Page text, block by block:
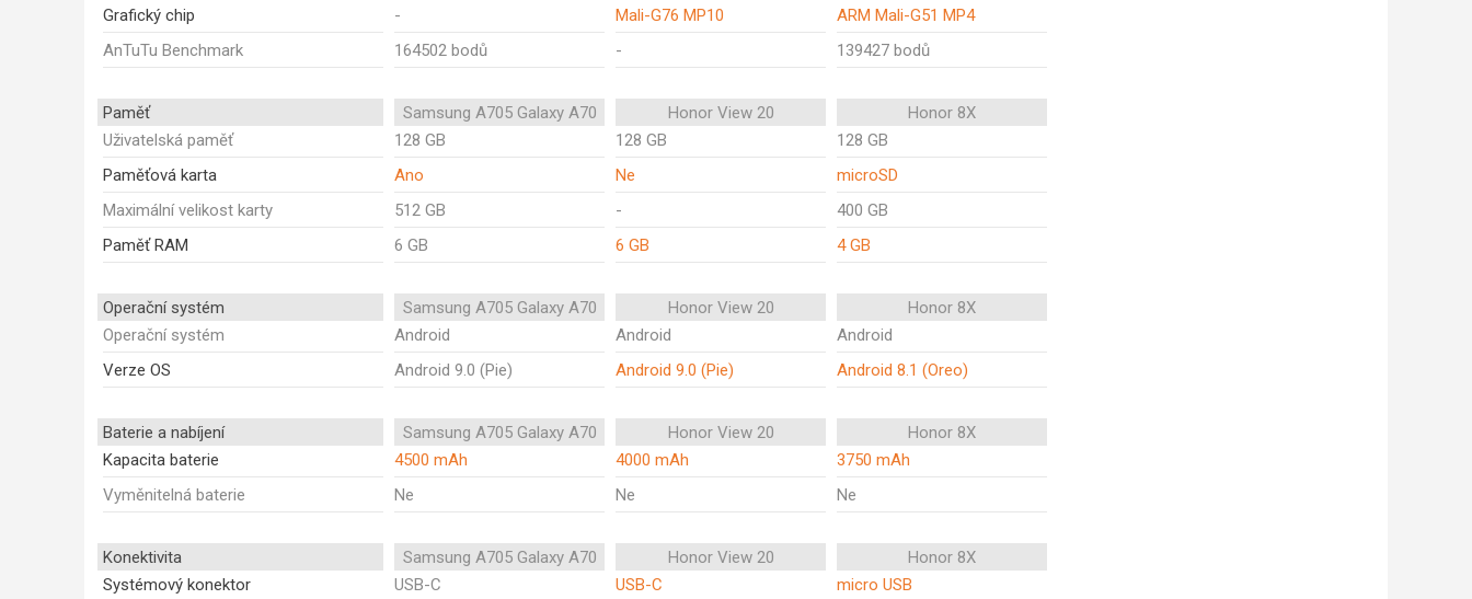
Grafický chip
- Mali-G76 MP10
ARM Mali-G51 MP4
AnTuTu Benchmark
164502 bodů - 139427 bodů
Paměť Samsung A705 Galaxy A70 Honor View 20
Honor 8X
Uživatelská paměť
128 GB 128 GB
128 GB
Paměťová karta
Ano Ne
microSD
Maximální velikost karty
512 GB -
400 GB
Paměť RAM
6 GB 6 GB 4 GB
Operační systém Samsung A705 Galaxy A70 Honor View 20
Honor 8X
Operační systém
Android Android
Android
Verze OS
Android 9.0 (Pie) Android 9.0 (Pie) Android 8.1 (Oreo)
Baterie a nabíjení Samsung A705 Galaxy A70 Honor View 20
Honor 8X
Kapacita baterie
4500 mAh 4000 mAh
3750 mAh
Vyměnitelná baterie
Ne Ne Ne
Konektivita Samsung A705 Galaxy A70 Honor View 20
Honor 8X
Systémový konektor
USB-C USB-C
micro USB